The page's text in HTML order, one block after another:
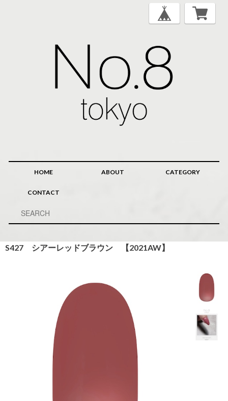
HOME ABOUT CATEGORY
CONTACT
S427 シアーレッドブラウン 【2021AW】